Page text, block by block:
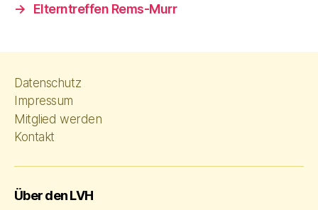
→
Elterntreffen Rems-Murr
Datenschutz
Impressum
Mitglied werden
Kontakt
Über den LVH